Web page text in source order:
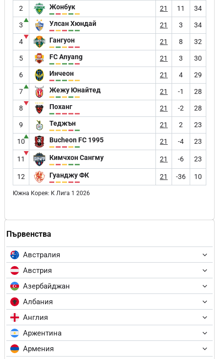
Първенства
Австралия
Австрия
Азербайджан
Албания
Англия
Аржентина
Армения
2 Жонбук 21 11 34
3
▲ Улсан Хюндай 21 3 34
4
▼ Гангуон 21 8 32
5 FC Anyang 21 3 30
6 Инчеон 21 4 29
7
▲ Жежу Юнайтед 21 -1 28
8
▼ Поханг 21 -2 28
9 Теджън 21 2 23
10
▲ Bucheon FC 1995 21 -4 23
11
▼ Кимчхон Сангму 21 -6 23
12 Гуанджу ФК 21 -36 10
Южна Корея: К Лига 1 2026